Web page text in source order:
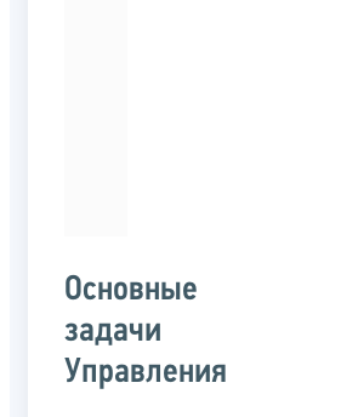
Основные
задачи
Управления